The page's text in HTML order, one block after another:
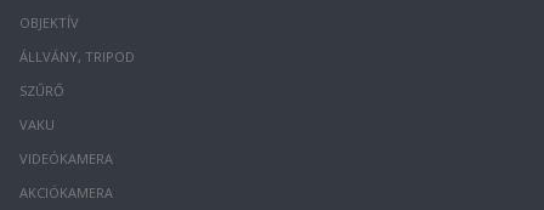
OBJEKTÍV
ÁLLVÁNY, TRIPOD
SZŰRŐ
VAKU
VIDEÓKAMERA
AKCIÓKAMERA